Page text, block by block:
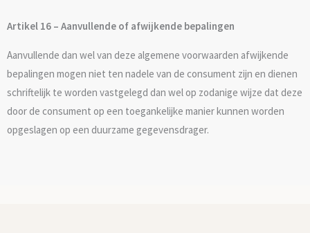
Artikel 16 – Aanvullende of afwijkende bepalingen
Aanvullende dan wel van deze algemene voorwaarden afwijkende
bepalingen mogen niet ten nadele van de consument zijn en dienen
schriftelijk te worden vastgelegd dan wel op zodanige wijze dat deze
door de consument op een toegankelijke manier kunnen worden
opgeslagen op een duurzame gegevensdrager.